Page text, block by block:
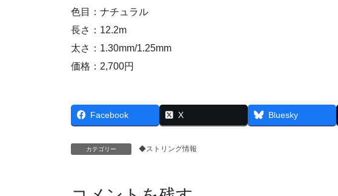
色目：ナチュラル
長さ：12.2m
太さ：1.30mm/1.25mm
価格：2,700円
Facebook X Bluesky
カテゴリー ◆ストリング情報